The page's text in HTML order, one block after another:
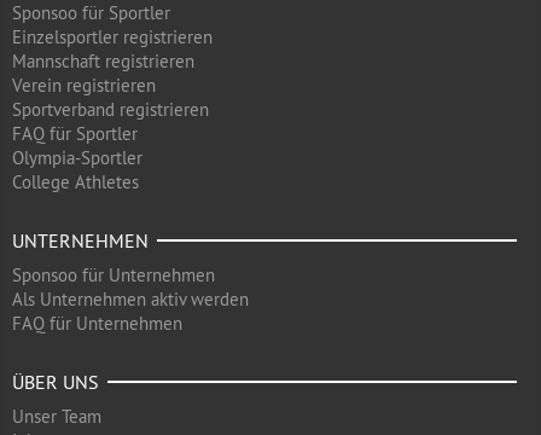
Sponsoo für Sportler
Einzelsportler registrieren
Mannschaft registrieren
Verein registrieren
Sportverband registrieren
FAQ für Sportler
Olympia-Sportler
College Athletes
UNTERNEHMEN
Sponsoo für Unternehmen
Als Unternehmen aktiv werden
FAQ für Unternehmen
ÜBER UNS
Unser Team